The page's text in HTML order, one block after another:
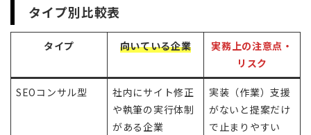
タイプ別比較表
タイプ 向いている企業
実務上の注意点・
リスク
SEOコンサル型
社内にサイト修正
や執筆の実行体制
がある企業
実装（作業）支援
がないと提案だけ
で止まりやすい